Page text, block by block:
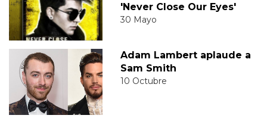
'Never Close Our Eyes'
30 Mayo
Adam Lambert aplaude a
Sam Smith
10 Octubre